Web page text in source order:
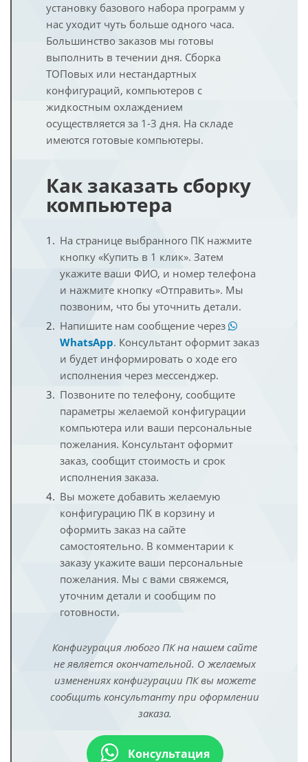
установку базового набора программ у
нас уходит чуть больше одного часа.
Большинство заказов мы готовы
выполнить в течении дня. Сборка
ТОПовых или нестандартных
конфигураций, компьютеров с
жидкостным охлаждением
осуществляется за 1-3 дня. На складе
имеются готовые компьютеры.
Как заказать сборку
компьютера
На странице выбранного ПК нажмите
кнопку «Купить в 1 клик». Затем
укажите ваши ФИО, и номер телефона
и нажмите кнопку «Отправить». Мы
позвоним, что бы уточнить детали.
Напишите нам сообщение через
WhatsApp. Консультант оформит заказ
и будет информировать о ходе его
исполнения через мессенджер.
Позвоните по телефону, сообщите
параметры желаемой конфигурации
компьютера или ваши персональные
пожелания. Консультант оформит
заказ, сообщит стоимость и срок
исполнения заказа.
Вы можете добавить желаемую
конфигурацию ПК в корзину и
оформить заказ на сайте
самостоятельно. В комментарии к
заказу укажите ваши персональные
пожелания. Мы с вами свяжемся,
уточним детали и сообщим по
готовности.
Конфигурация любого ПК на нашем сайте
не является окончательной. О желаемых
изменениях конфигурации ПК вы можете
сообщить консультанту при оформлении
заказа.
Консультация